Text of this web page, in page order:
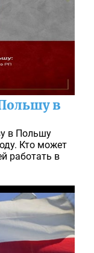
в
в Польшу
Кто может
работать в